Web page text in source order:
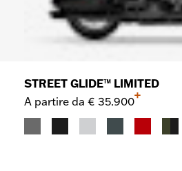
STREET GLIDE™ LIMITED
A partire da € 35.900
+